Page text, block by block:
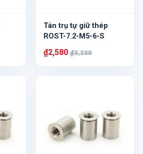
Tán trụ tự giữ thép
ROST-7.2-M5-6-S
₫2,580 ₫3,230